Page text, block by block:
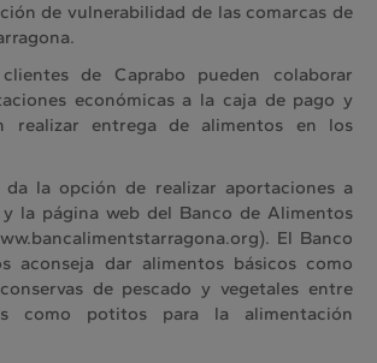
de vulnerabilidad de las comarcas de
de Caprabo pueden colaborar
económicas a la caja de pago y
realizar entrega de alimentos en los
da la opción de realizar aportaciones a
y la página web del Banco de Alimentos
El Banco
aconseja dar alimentos básicos como
de pescado y vegetales entre
como potitos para la alimentación